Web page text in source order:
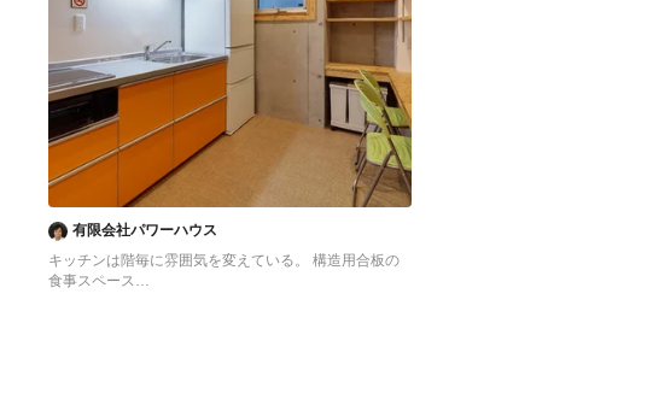
有限会社パワーハウス
キッチンは階毎に雰囲気を変えている。 構造用合板の
食事スペース